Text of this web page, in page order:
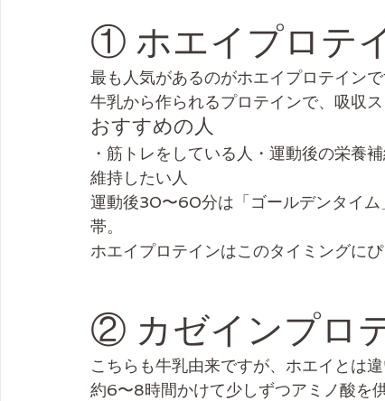
① ホエイプロテ
最も人気があるのがホエイプロテインで
牛乳から作られるプロテインで、吸収
おすすめの人
・筋トレをしている人・運動後の栄養
維持したい人
運動後30〜60分は「ゴールデンタイム
帯。
ホエイプロテインはこのタイミングにぴ
② カゼインプロ
こちらも牛乳由来ですが、ホエイとは
約6〜8時間かけて少しずつアミノ酸を